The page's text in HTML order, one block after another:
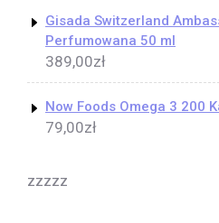
Gisada Switzerland
Perfumowana 50 ml
389,00zł
Now Foods Omega 3 200
79,00zł
zzzzz